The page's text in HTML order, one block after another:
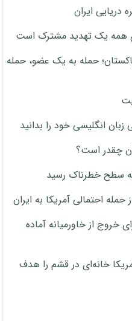
دریایی ایران
همه یک تهدید مشترک است
حمله به یک عضو، حمله
انگلیسی خود را بدانید
سطح خطرناک رسید
احتمالی آمریکا به ایران
خروج از خاورمیانه آماده
بمب ۲۰۰۰ پوندی آمریکا خانه‌ای در قشم را هدف